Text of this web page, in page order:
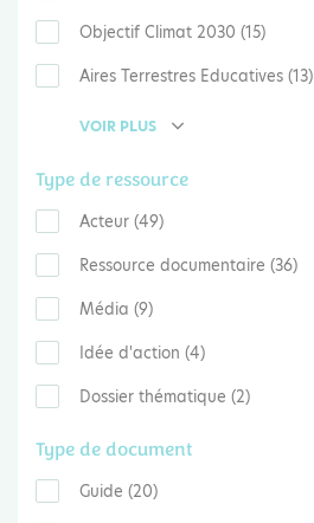
Objectif Climat 2030 (15)
Aires Terrestres Educatives (13)
VOIR PLUS
Type de ressource
Acteur (49)
Ressource documentaire (36)
Média (9)
Idée d'action (4)
Dossier thématique (2)
Type de document
Guide (20)